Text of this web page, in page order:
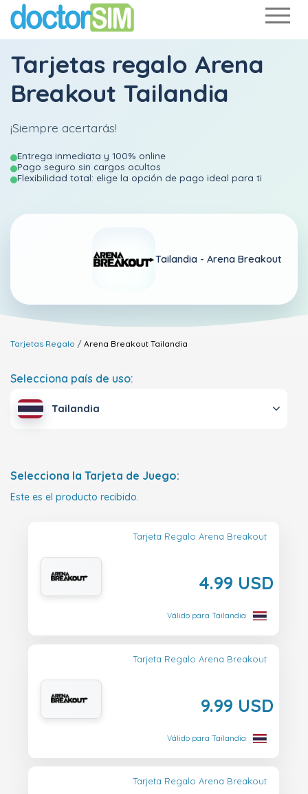
Tarjetas regalo Arena
Breakout Tailandia
¡Siempre acertarás!
Entrega inmediata y 100% online
Pago seguro sin cargos ocultos
Flexibilidad total: elige la opción de pago ideal para ti
Tailandia - Arena Breakout
Tarjetas Regalo Arena Breakout Tailandia
Selecciona país de uso:
Tailandia
Selecciona la Tarjeta de Juego:
Este es el producto recibido.
Tarjeta Regalo Arena Breakout
4.99 USD
Válido para Tailandia
Tarjeta Regalo Arena Breakout
9.99 USD
Válido para Tailandia
Tarjeta Regalo Arena Breakout